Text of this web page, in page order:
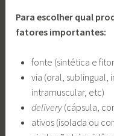
Para escolher qual
fatores importantes:
fonte (sintética e
via (oral, sublingual,
intramuscular, etc)
delivery(cápsula,
ativos (isolada ou